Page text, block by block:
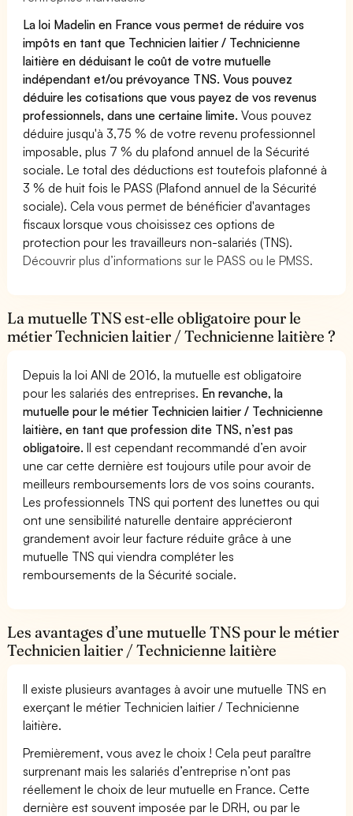
La loi Madelin en France vous permet de réduire vos
impôts en tant que Technicien laitier / Technicienne
laitière en déduisant le coût de votre mutuelle
indépendant et/ou prévoyance TNS. Vous pouvez
déduire les cotisations que vous payez de vos revenus
professionnels, dans une certaine limite.Vous pouvez
déduire jusqu'à 3,75 % de votre revenu professionnel
imposable, plus 7 % du plafond annuel de la Sécurité
sociale. Le total des déductions est toutefois plafonné à
3 % de huit fois le PASS (Plafond annuel de la Sécurité
sociale). Cela vous permet de bénéficier d'avantages
fiscaux lorsque vous choisissez ces options de
protection pour les travailleurs non-salariés (TNS).
Découvrir plus d’informations sur le PASS ou le PMSS.
La mutuelle TNS est-elle obligatoire pour le
métier Technicien laitier / Technicienne laitière ?
Depuis la loi ANI de 2016, la mutuelle est obligatoire
pour les salariés des entreprises. En revanche, la
mutuelle pour le métier Technicien laitier / Technicienne
laitière, en tant que profession dite TNS, n’est pas
obligatoire.Il est cependant recommandé d’en avoir
une car cette dernière est toujours utile pour avoir de
meilleurs remboursements lors de vos soins courants.
Les professionnels TNS qui portent des lunettes ou qui
ont une sensibilité naturelle dentaire apprécieront
grandement avoir leur facture réduite grâce à une
mutuelle TNS qui viendra compléter les
remboursements de la Sécurité sociale.
Les avantages d’une mutuelle TNS pour le métier
Technicien laitier / Technicienne laitière
Il existe plusieurs avantages à avoir une mutuelle TNS en
exerçant le métier Technicien laitier / Technicienne
laitière.
Premièrement, vous avez le choix ! Cela peut paraître
surprenant mais les salariés d’entreprise n’ont pas
réellement le choix de leur mutuelle en France. Cette
dernière est souvent imposée par le DRH, ou par le